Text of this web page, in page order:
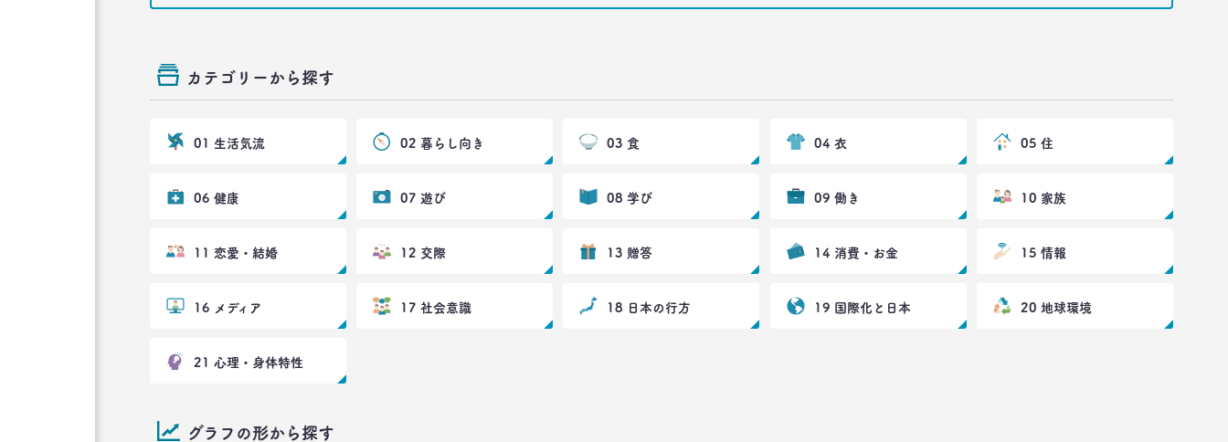
カテゴリーから探す
01 生活気流 02 暮らし向き 03 食 04 衣 05 住
06 健康 07 遊び 08 学び 09 働き 10 家族
11 恋愛・結婚 12 交際 13 贈答 14 消費・お金 15 情報
16 メディア 17 社会意識 18 日本の行方 19 国際化と日本 20 地球環境
21 心理・身体特性
グラフの形から探す